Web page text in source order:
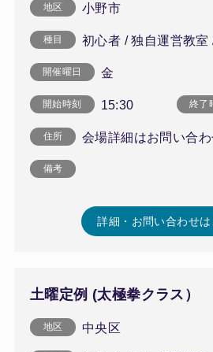
地区 小野市
種目 初心者 / 独自運営教室
開催曜日 金
開始時刻 15:30 終了
住所 会場詳細はお問い合わ
備考
詳細・お問い合わせは
土曜定例 (太極拳クラス）
地区 中央区